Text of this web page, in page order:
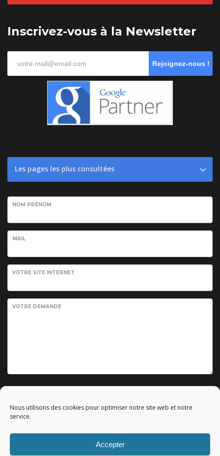
Nous utilisons des cookies pour optimiser notre site web et notre
service.
Accepter
Inscrivez-vous à la Newsletter
Rejoignez-nous !
Les pages les plus consultées
NOM PRÉNOM
MAIL
VOTRE SITE INTERNET
VOTRE DEMANDE